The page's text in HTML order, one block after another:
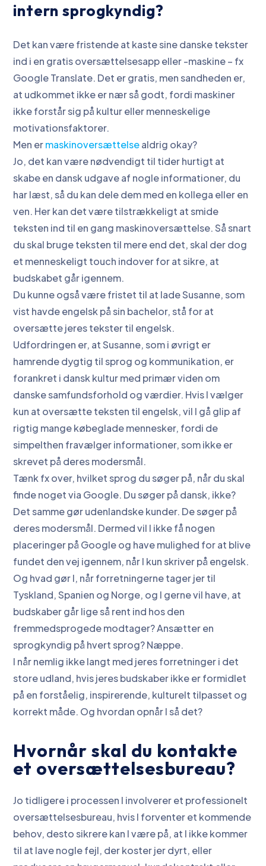
intern sprogkyndig?
Det kan være fristende at kaste sine danske tekster
ind i en gratis oversættelsesapp eller -maskine – fx
Google Translate. Det er gratis, men sandheden er,
at udkommet ikke er nær så godt, fordi maskiner
ikke forstår sig på kultur eller menneskelige
motivationsfaktorer.
Men ermaskinoversættelsealdrig okay?
Jo, det kan være nødvendigt til tider hurtigt at
skabe en dansk udgave af nogle informationer, du
har læst, så du kan dele dem med en kollega eller en
ven. Her kan det være tilstrækkeligt at smide
teksten ind til en gang maskinoversættelse. Så snart
du skal bruge teksten til mere end det, skal der dog
et menneskeligt touch indover for at sikre, at
budskabet går igennem.
Du kunne også være fristet til at lade Susanne, som
vist havde engelsk på sin bachelor, stå for at
oversætte jeres tekster til engelsk.
Udfordringen er, at Susanne, som i øvrigt er
hamrende dygtig til sprog og kommunikation, er
forankret i dansk kultur med primær viden om
danske samfundsforhold og værdier. Hvis I vælger
kun at oversætte teksten til engelsk, vil I gå glip af
rigtig mange købeglade mennesker, fordi de
simpelthen fravælger informationer, som ikke er
skrevet på deres modersmål.
Tænk fx over, hvilket sprog du søger på, når du skal
finde noget via Google. Du søger på dansk, ikke?
Det samme gør udenlandske kunder. De søger på
deres modersmål. Dermed vil I ikke få nogen
placeringer på Google og have mulighed for at blive
fundet den vej igennem, når I kun skriver på engelsk.
Og hvad gør I, når forretningerne tager jer til
Tyskland, Spanien og Norge, og I gerne vil have, at
budskaber går lige så rent ind hos den
fremmedsprogede modtager? Ansætter en
sprogkyndig på hvert sprog? Næppe.
I når nemlig ikke langt med jeres forretninger i det
store udland, hvis jeres budskaber ikke er formidlet
på en forståelig, inspirerende, kulturelt tilpasset og
korrekt måde. Og hvordan opnår I så det?
Hvornår skal du kontakte
et oversættelsesbureau?
Jo tidligere i processen I involverer et professionelt
oversættelsesbureau, hvis I forventer et kommende
behov, desto sikrere kan I være på, at I ikke kommer
til at lave nogle fejl, der koster jer dyrt, eller